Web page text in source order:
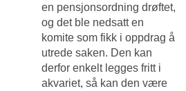
en pensjonsordning drøftet,
og det ble nedsatt en
komite som fikk i oppdrag å
utrede saken. Den kan
derfor enkelt legges fritt i
akvariet, så kan den være